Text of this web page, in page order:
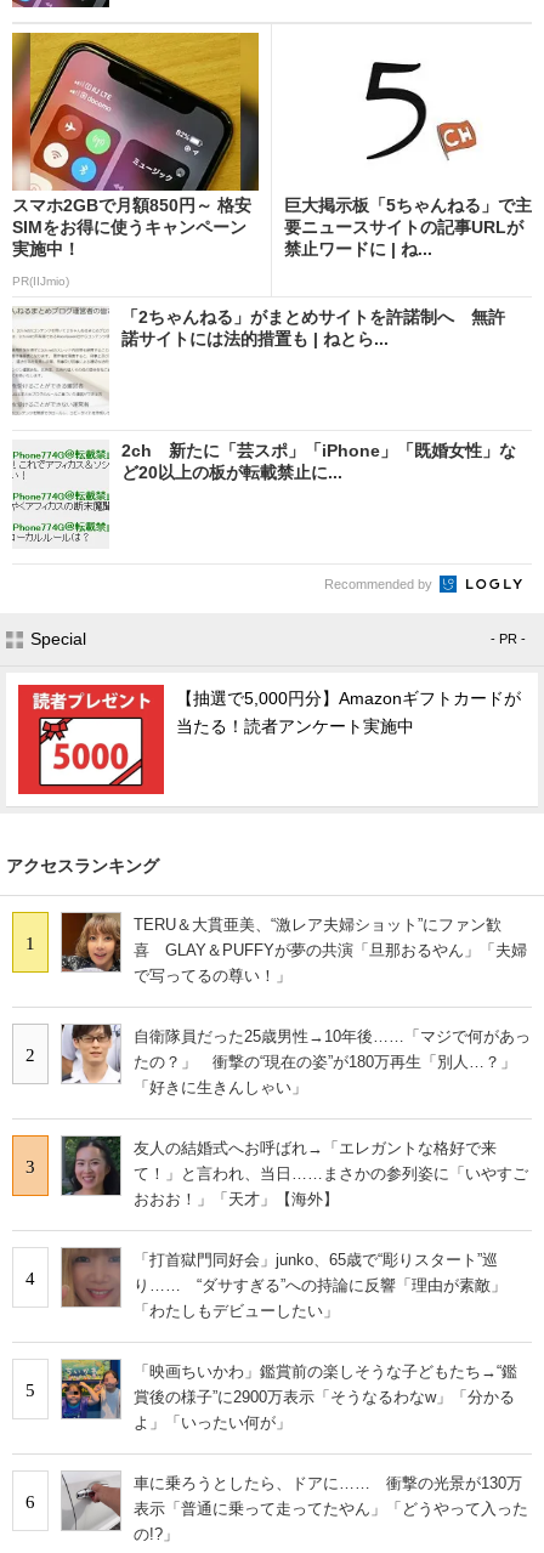
スマホ2GBで月額850円～ 格安
SIMをお得に使うキャンペーン
実施中！
PR(IIJmio)
巨大掲示板「5ちゃんねる」で主
要ニュースサイトの記事URLが
禁止ワードに | ね...
「2ちゃんねる」がまとめサイトを許諾制へ 無許
諾サイトには法的措置も | ねとら...
2ch 新たに「芸スポ」「iPhone」「既婚女性」な
ど20以上の板が転載禁止に...
Recommended by
Special - PR -
【抽選で5,000円分】Amazonギフトカードが
当たる！読者アンケート実施中
アクセスランキング
1
TERU＆大貫亜美、“激レア夫婦ショット”にファン歓
喜 GLAY＆PUFFYが夢の共演「旦那おるやん」「夫婦
で写ってるの尊い！」
2
自衛隊員だった25歳男性→10年後……「マジで何があっ
たの？」 衝撃の“現在の姿”が180万再生「別人…？」
「好きに生きんしゃい」
3
友人の結婚式へお呼ばれ→「エレガントな格好で来
て！」と言われ、当日……まさかの参列姿に「いやすご
おおお！」「天才」【海外】
4
「打首獄門同好会」junko、65歳で“彫りスタート”巡
り…… “ダサすぎる”への持論に反響「理由が素敵」
「わたしもデビューしたい」
5
「映画ちいかわ」鑑賞前の楽しそうな子どもたち→“鑑
賞後の様子”に2900万表示「そうなるわなw」「分かる
よ」「いったい何が」
6
車に乗ろうとしたら、ドアに…… 衝撃の光景が130万
表示「普通に乗って走ってたやん」「どうやって入った
の!?」